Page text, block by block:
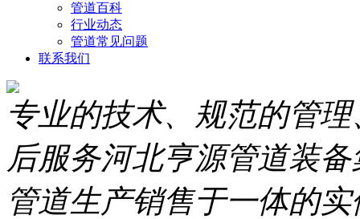
管道百科
行业动态
管道常见问题
联系我们
专业的技术、规范的管
后服务河北亨源管道装
管道生产销售于一体的